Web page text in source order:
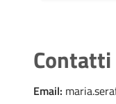
Contatti
Email: